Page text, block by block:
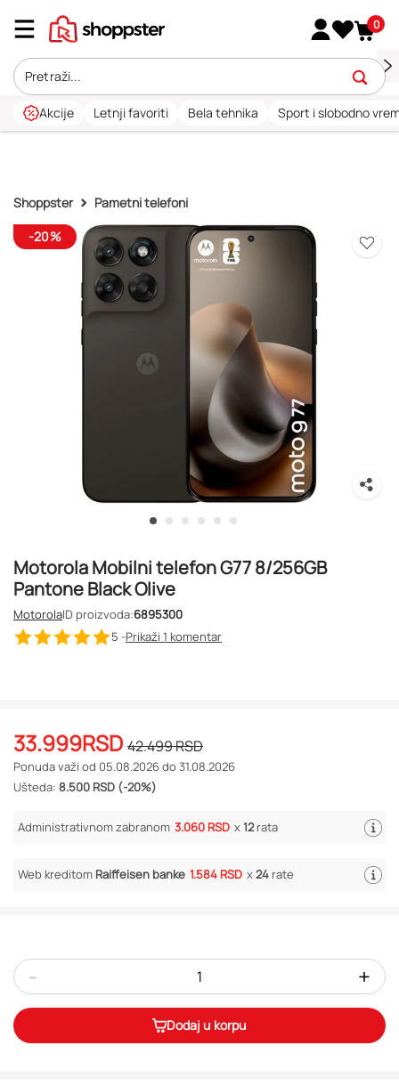
0
Akcije Letnji favoriti Bela tehnika Sport i slobodno
Shoppster
Pametni telefoni
-20%
Motorola Mobilni telefon G77 8/256GB
Pantone Black Olive
MotorolaID proizvoda:6895300
5 -Prikaži 1 komentar
33.999RSD 42.499RSD
Ponuda važi od 05.08.2026 do 31.08.2026
Ušteda: 8.500 RSD (-20%)
Administrativnom zabranom 3.060 RSD x12rata
Web kreditom Raiffeisen banke 1.584 RSD x24 rate
- +
Dodaj u korpu